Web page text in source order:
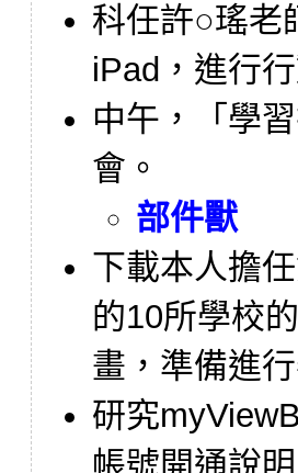
科任許○瑤老
iPad，進行
中午，「學
會。
部件獸
下載本人擔
的10所學校
畫，準備進
研究
帳號開通說